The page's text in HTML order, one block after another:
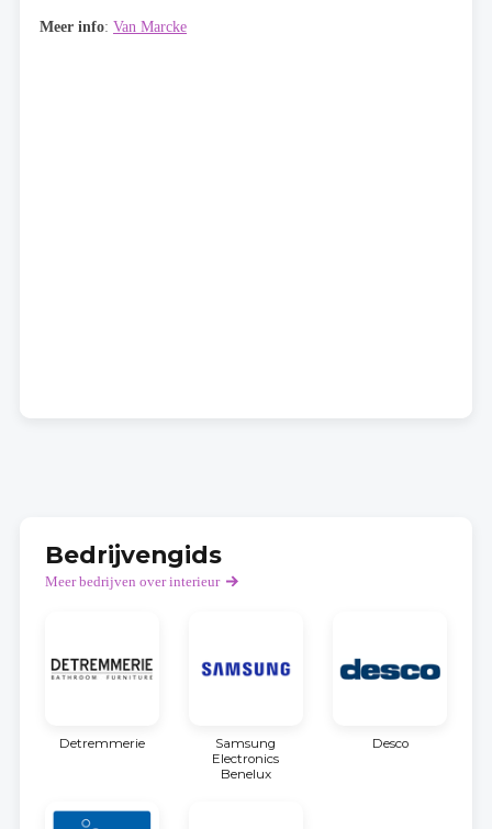
Meer info: Van Marcke
Bedrijvengids
Meer bedrijven over interieur
Detremmerie
Samsung
Electronics
Benelux
Desco